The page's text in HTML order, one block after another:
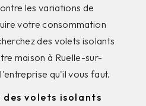
les variations de
votre consommation
des volets isolants
maison à Ruelle-sur-
qu'il vous faut.
des volets isolants